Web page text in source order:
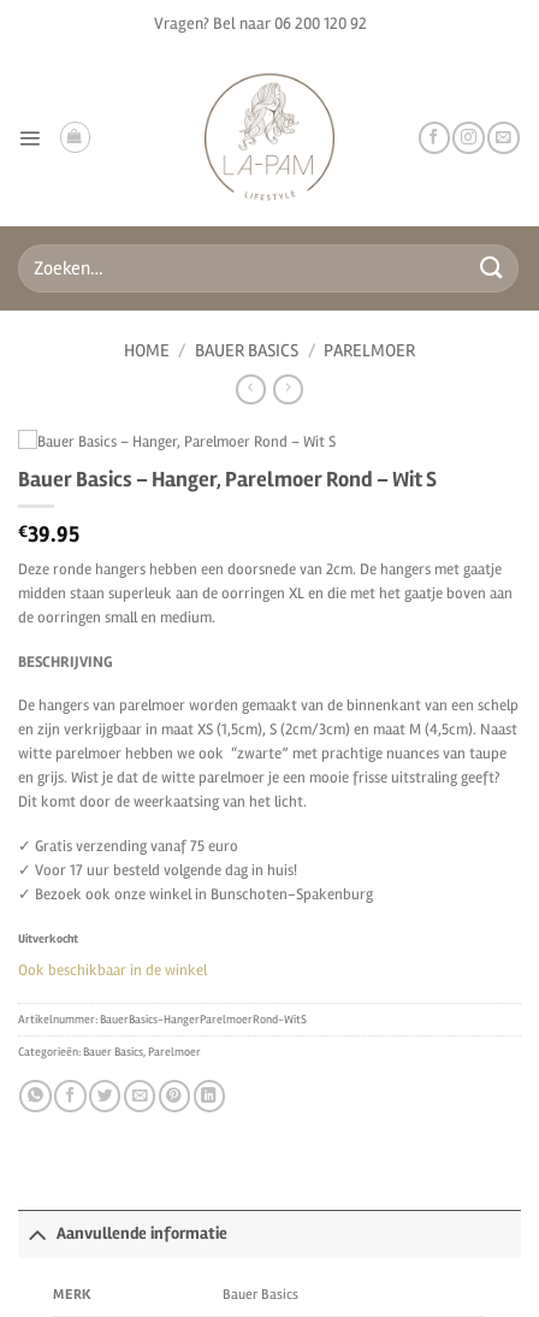
Vragen? Bel naar06 200 120 92
Zoeken
naar:
HOME / BAUER BASICS / PARELMOER
Bauer Basics – Hanger, Parelmoer Rond – Wit S
€39.95
Deze ronde hangers hebben een doorsnede van 2cm. De hangers met gaatje
midden staan superleuk aan de oorringen XL en die met het gaatje boven aan
de oorringen small en medium.
BESCHRIJVING
De hangers van parelmoer worden gemaakt van de binnenkant van een schelp
en zijn verkrijgbaar in maat XS (1,5cm), S (2cm/3cm) en maat M (4,5cm). Naast
witte parelmoer hebben we ook “zwarte” met prachtige nuances van taupe
en grijs. Wist je dat de witte parelmoer je een mooie frisse uitstraling geeft?
Dit komt door de weerkaatsing van het licht.
✓ Gratis verzending vanaf 75 euro
✓ Voor 17 uur besteld volgende dag in huis!
✓ Bezoek ook onze winkel in Bunschoten-Spakenburg
Uitverkocht
Ook beschikbaar in de winkel
Artikelnummer:BauerBasics-HangerParelmoerRond-WitS
Categorieën:Bauer Basics,Parelmoer
Aanvullende informatie
MERK Bauer Basics